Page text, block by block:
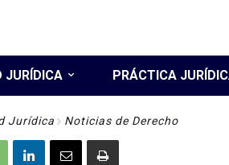
JURÍDICA PRÁCTICA
Jurídica Noticias de Derecho